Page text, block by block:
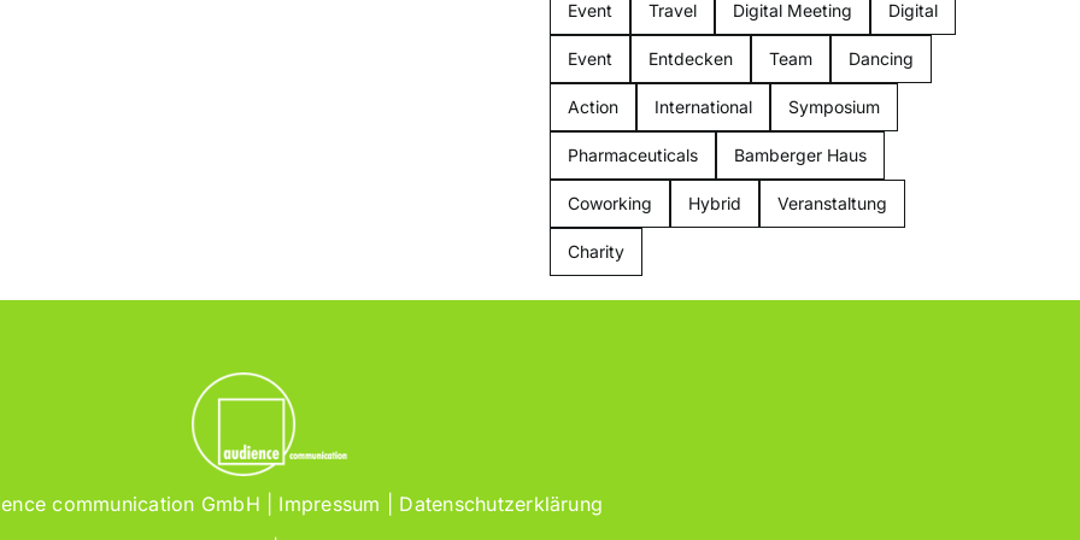
Event Travel Digital Meeting Digital
Event Entdecken Team Dancing
Action International Symposium
Pharmaceuticals Bamberger Haus
Coworking Hybrid Veranstaltung
Charity
communication GmbH | Impressum
Datenschutzerklärung